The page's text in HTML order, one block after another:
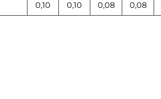
0,10
0,10
0,08
0,08